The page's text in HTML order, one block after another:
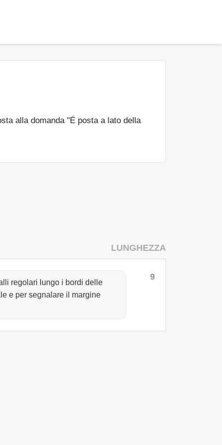
alla domanda "É posta a lato della
LUNGHEZZA
regolari lungo i bordi delle
e per segnalare il margine
9